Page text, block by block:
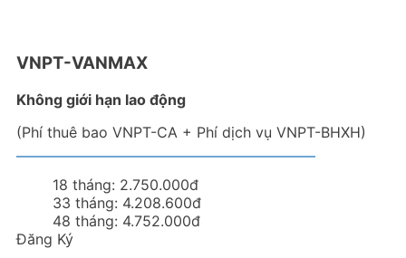
VNPT-VANMAX
Không giới hạn lao động
(Phí thuê bao VNPT-CA + Phí dịch vụ VNPT-BHXH)
18 tháng: 2.750.000đ
33 tháng: 4.208.600đ
48 tháng: 4.752.000đ
Đăng Ký